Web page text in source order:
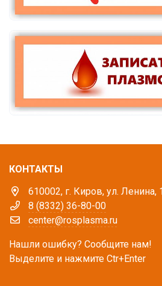
КОНТАКТЫ
610002, г. Киров, ул. Ленина,
8 (8332) 36-80-00
center@rosplasma.ru
Нашли ошибку? Сообщите нам!
Выделите и нажмите Ctr+Enter